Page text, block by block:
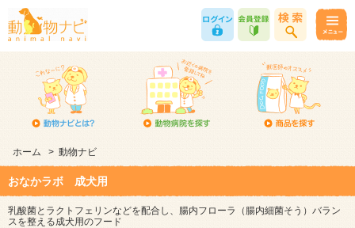
ホーム > 動物ナビ
おなかラボ 成犬用
乳酸菌とラクトフェリンなどを配合し、腸内フローラ（腸内細菌そう）バラン
スを整える成犬用のフード